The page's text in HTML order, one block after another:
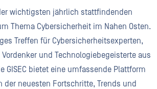
wichtigsten jährlich stattfindenden
Thema Cybersicherheit im Nahen Osten.
Treffen für Cybersicherheitsexperten,
und Technologiebegeisterte aus
GISEC bietet eine umfassende Plattform
der neuesten Fortschritte, Trends und